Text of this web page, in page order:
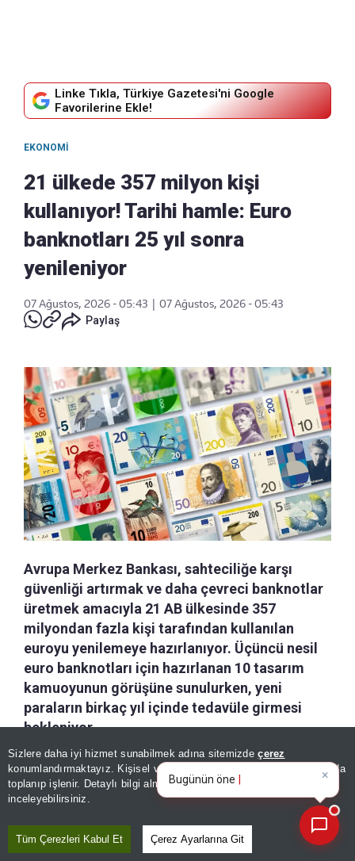
Sizlere daha iyi hizmet sunabilmek adına sitemizdeçerez
konumlandırmaktayız. Kişisel verileriniz, KVKK ve GDPR kapsamında
toplanıp işlenir. Detaylı bilgi almak içinAydınlatma Metnimizi
inceleyebilirsiniz.
Tüm Çerezleri Kabul Et Çerez Ayarlarına Git
Linke Tıkla, Türkiye Gazetesi'ni Google
Favorilerine Ekle!
EKONOMI
21 ülkede 357 milyon kişi
kullanıyor! Tarihi hamle: Euro
banknotları 25 yıl sonra
yenileniyor
07 Ağustos, 2026 - 05:43
07 Ağustos, 2026 - 05:43
Paylaş
Avrupa Merkez Bankası, sahteciliğe karşı
güvenliği artırmak ve daha çevreci banknotlar
üretmek amacıyla 21 AB ülkesinde 357
milyondan fazla kişi tarafından kullanılan
euroyu yenilemeye hazırlanıyor. Üçüncü nesil
euro banknotları için hazırlanan 10 tasarım
kamuoyunun görüşüne sunulurken, yeni
paraların birkaç yıl içinde tedavüle girmesi
bekleniyor.
Özetle Dinle Kaydet
Avrupa Merkez Bankası (ECB), yaklaşık 25 yıldır
kullanılan euro banknotlarını yenilemek için
×
Bugünün öne çıkan manşetleri
ve gelişmeleri neler?